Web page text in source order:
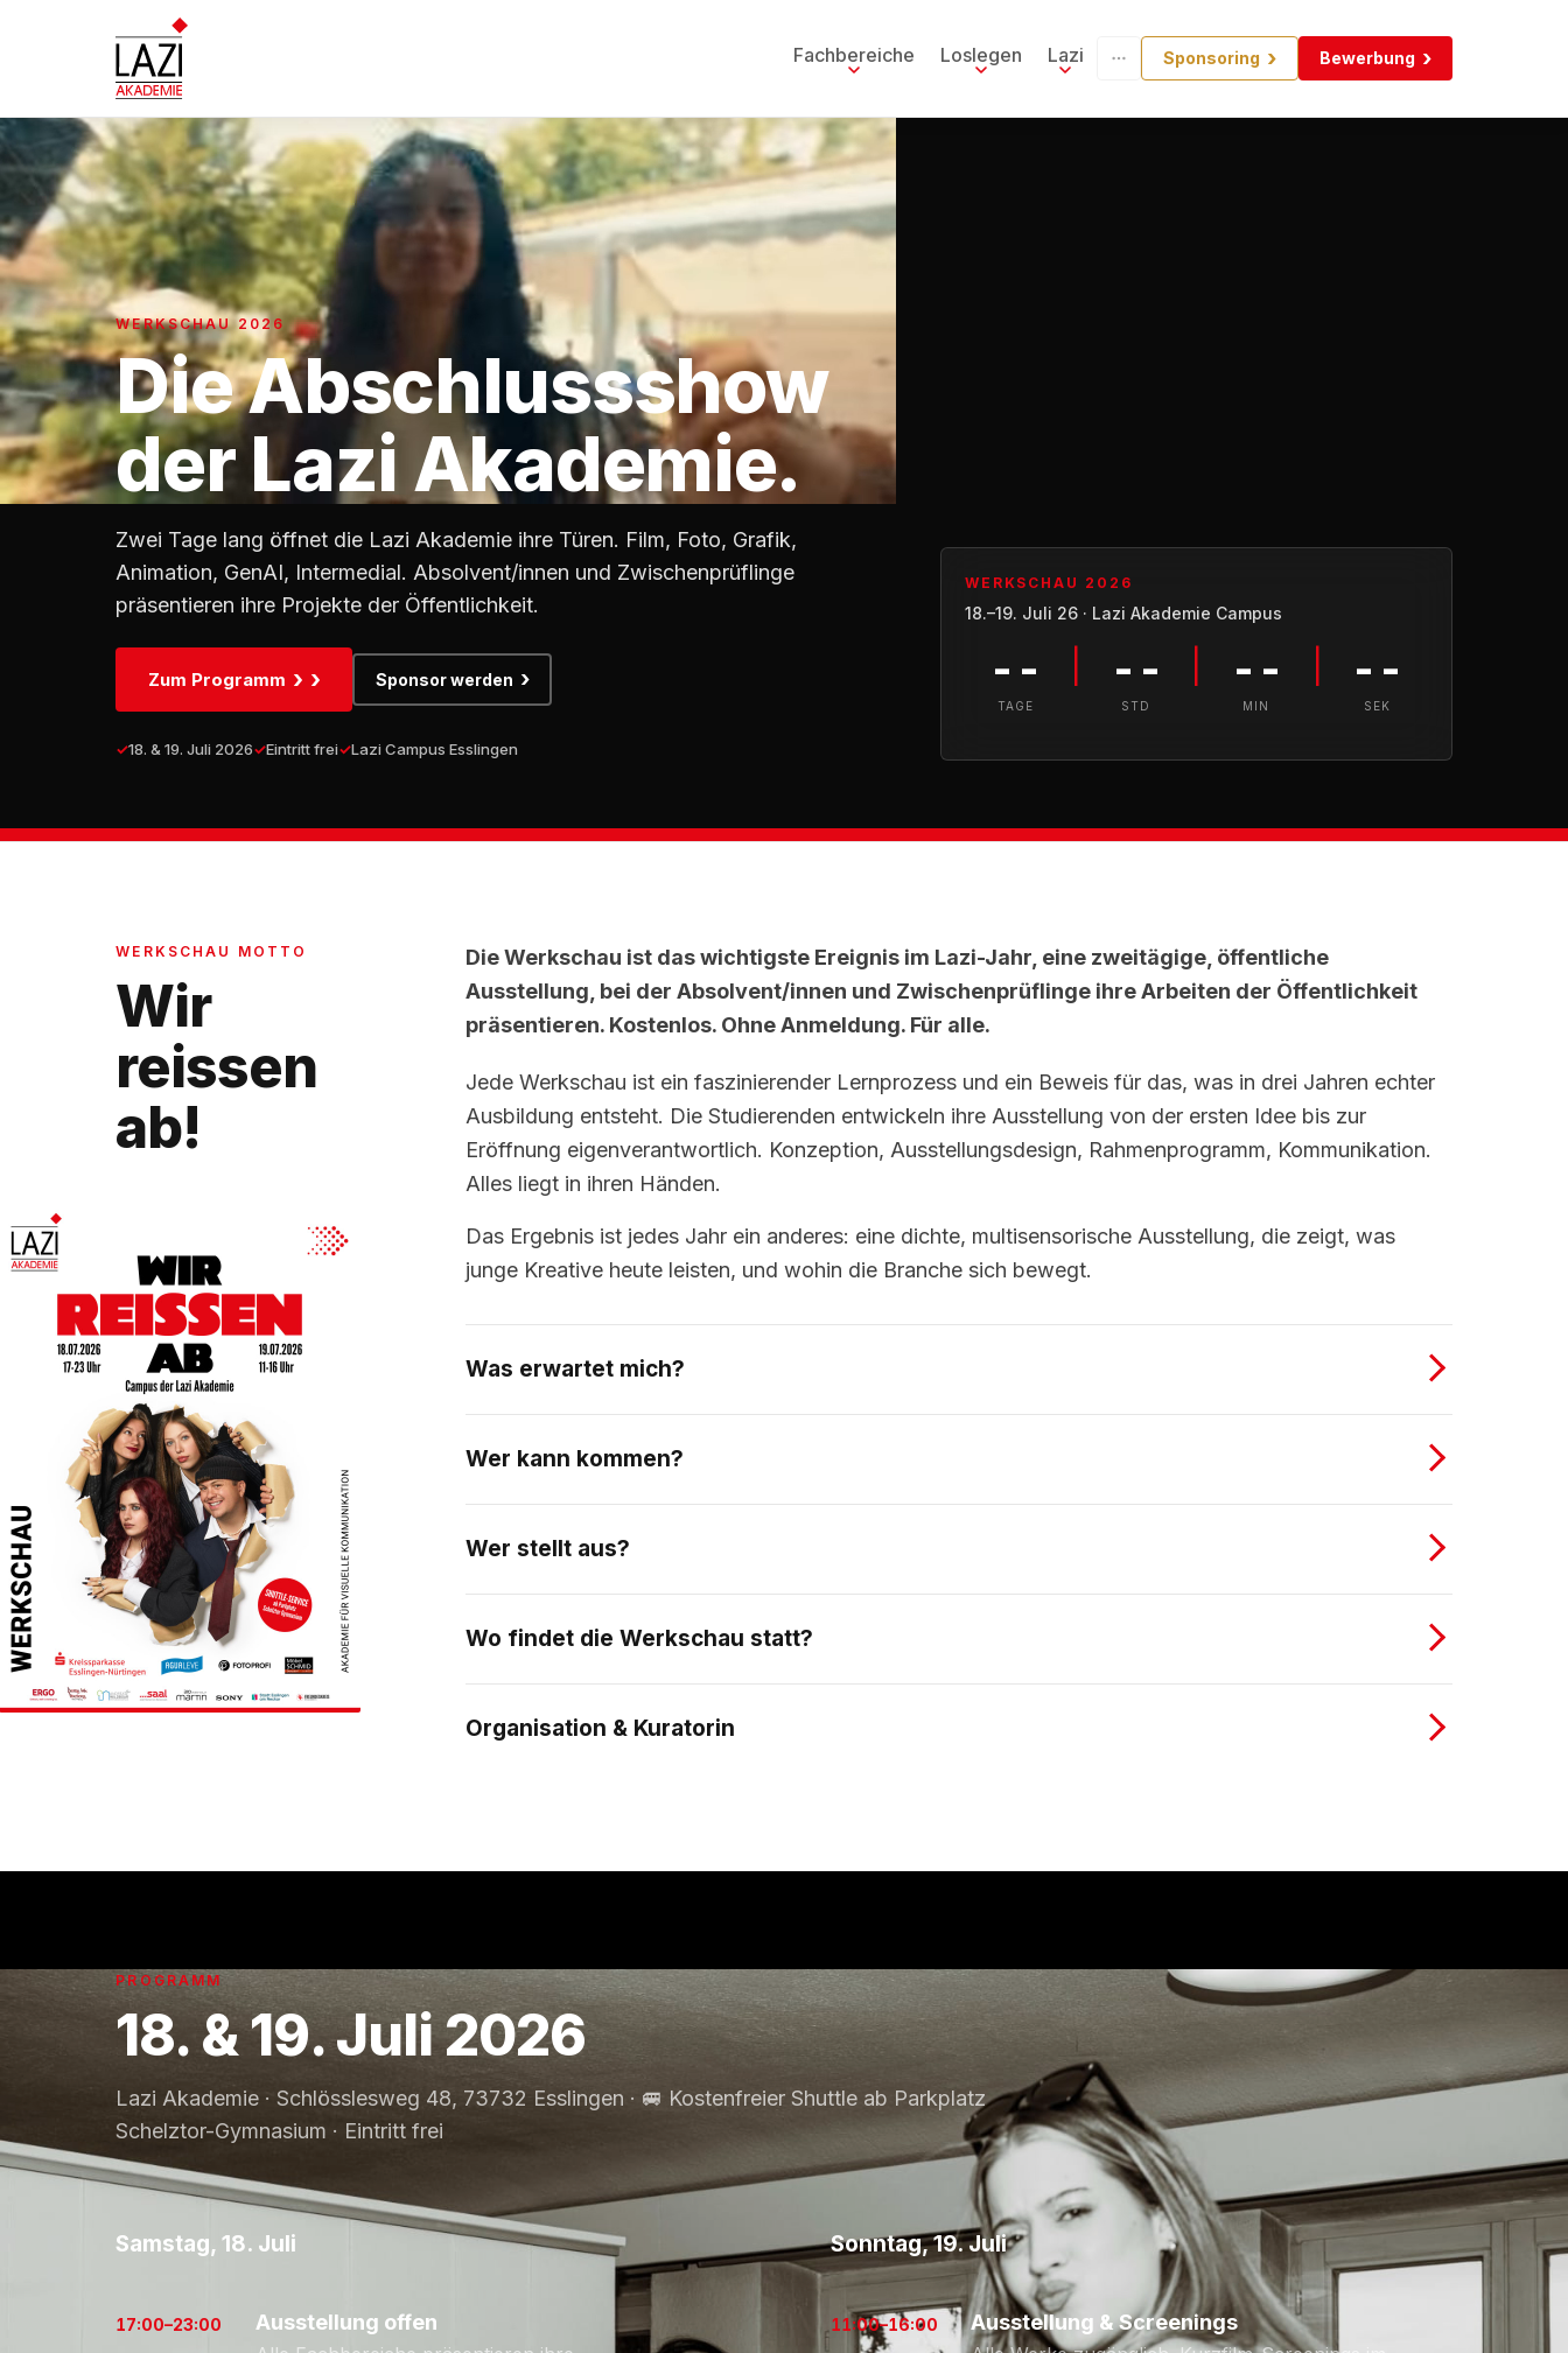
Fachbereiche Loslegen Lazi Sponsoring Bewerbung
WERKSCHAU 2026
Die Abschlussshow
der Lazi Akademie.
Zwei Tage lang öffnet die Lazi Akademie ihre Türen. Film, Foto, Grafik,
Animation, GenAI, Intermedial. Absolvent/innen und Zwischenprüflinge
präsentieren ihre Projekte der Öffentlichkeit.
Zum Programm › Sponsor werden
18. & 19. Juli 2026 Eintritt frei Lazi Campus Esslingen
WERKSCHAU 2026
18.–19. Juli 26 · Lazi Akademie Campus
--
TAGE
--
STD
--
MIN
--
SEK
WERKSCHAU MOTTO
Wir
reissen
ab!
Die Werkschau ist das wichtigste Ereignis im Lazi-Jahr, eine zweitägige, öffentliche
Ausstellung, bei der Absolvent/innen und Zwischenprüflinge ihre Arbeiten der Öffentlichkeit
präsentieren. Kostenlos. Ohne Anmeldung. Für alle.
Jede Werkschau ist ein faszinierender Lernprozess und ein Beweis für das, was in drei Jahren echter
Ausbildung entsteht. Die Studierenden entwickeln ihre Ausstellung von der ersten Idee bis zur
Eröffnung eigenverantwortlich. Konzeption, Ausstellungsdesign, Rahmenprogramm, Kommunikation.
Alles liegt in ihren Händen.
Das Ergebnis ist jedes Jahr ein anderes: eine dichte, multisensorische Ausstellung, die zeigt, was
junge Kreative heute leisten, und wohin die Branche sich bewegt.
Was erwartet mich?
Wer kann kommen?
Wer stellt aus?
Wo findet die Werkschau statt?
Organisation & Kuratorin
PROGRAMM
18. & 19. Juli 2026
Lazi Akademie · Schlösslesweg 48, 73732 Esslingen · 🚐 Kostenfreier Shuttle ab Parkplatz
Schelztor-Gymnasium · Eintritt frei
Samstag, 18. Juli
17:00–23:00 Ausstellung offen
Sonntag, 19. Juli
11:00–16:00 Ausstellung & Screenings